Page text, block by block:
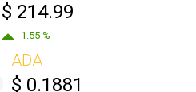
$ 214.99
1.55 %
ADA
$ 0.1881